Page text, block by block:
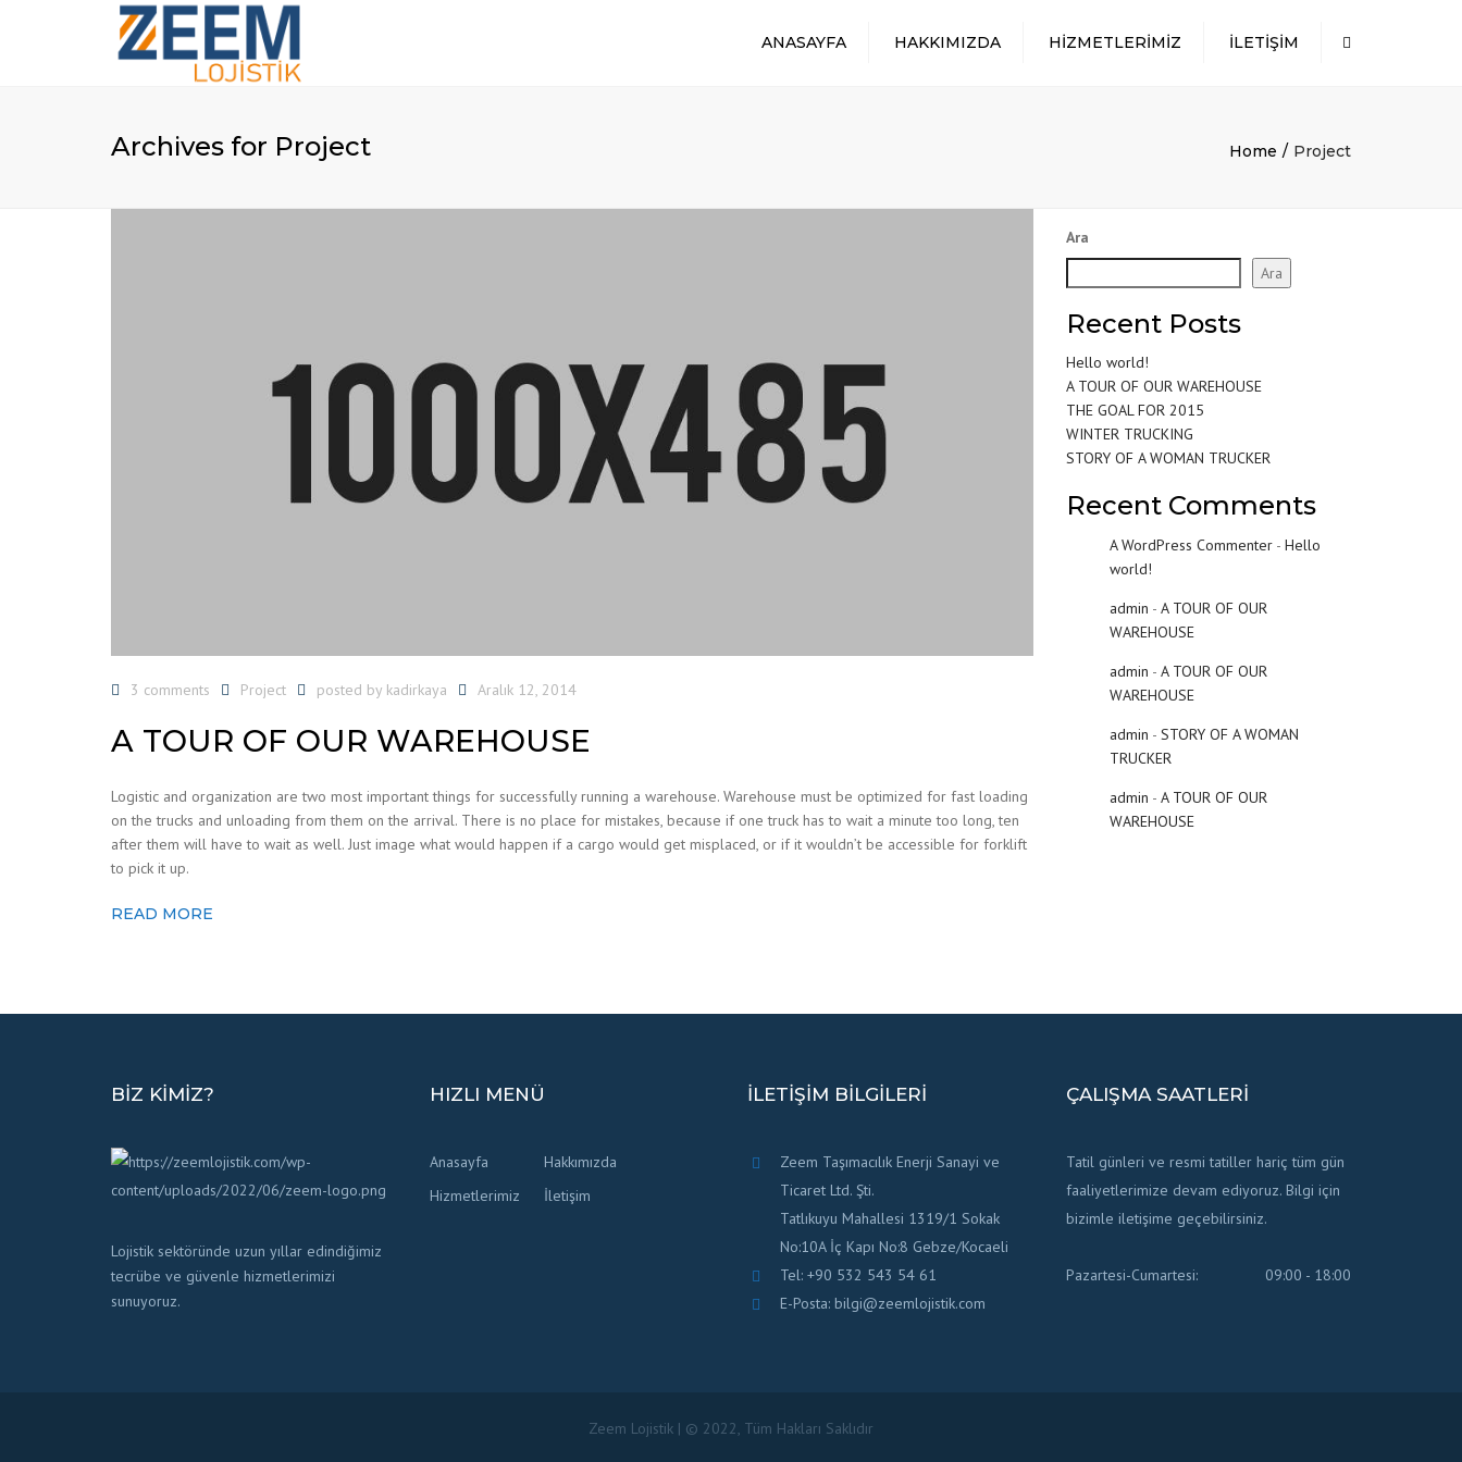
ANASAYFA HAKKIMIZDA HIZMETLERIMIZ
TEHLIKELI MADDE
PROJE TAŞIMACILIĞI
İLETIŞIM
Archives for Project Home Project
3 comments Project posted by kadirkaya Aralık 12, 2014
A TOUR OF OUR WAREHOUSE
Logistic and organization are two most important things for successfully running a warehouse. Warehouse must be optimized for fast loading
on the trucks and unloading from them on the arrival. There is no place for mistakes, because if one truck has to wait a minute too long, ten
after them will have to wait as well. Just image what would happen if a cargo would get misplaced, or if it wouldn’t be accessible for forklift
to pick it up.
READ MORE
Ara
Ara
Recent Posts
Hello world!
A TOUR OF OUR WAREHOUSE
THE GOAL FOR 2015
WINTER TRUCKING
STORY OF A WOMAN TRUCKER
Recent Comments
A WordPress Commenter- Hello
world!
admin - A TOUR OF OUR
WAREHOUSE
admin - A TOUR OF OUR
WAREHOUSE
admin - STORY OF A WOMAN
TRUCKER
admin - A TOUR OF OUR
WAREHOUSE
BIZ KIMIZ?
Lojistik sektöründe uzun yıllar edindiğimiz
tecrübe ve güvenle hizmetlerimizi
sunuyoruz.
HIZLI MENÜ
Anasayfa
Hakkımızda
Hizmetlerimiz
İletişim
İLETIŞIM BILGILERI
Zeem Taşımacılık Enerji Sanayi ve
Ticaret Ltd. Şti.
Tatlıkuyu Mahallesi 1319/1 Sokak
No:10A İç Kapı No:8 Gebze/Kocaeli
Tel: +90 532 543 54 61
E-Posta: bilgi@zeemlojistik.com
ÇALIŞMA SAATLERI
Tatil günleri ve resmi tatiller hariç tüm gün
faaliyetlerimize devam ediyoruz. Bilgi için
bizimle iletişime geçebilirsiniz.
Pazartesi-Cumartesi: 09:00 - 18:00
Zeem Lojistik | © 2022, Tüm Hakları Saklıdır